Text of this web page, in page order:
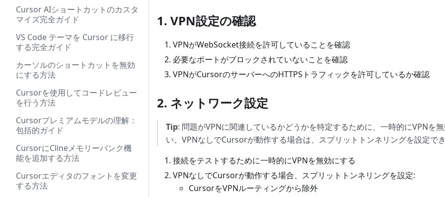
Cursor AIショートカットのカスタ
マイズ完全ガイド
VS Code テーマを Cursor に移行
する完全ガイド
カーソルのショートカットを無効
にする方法
Cursorを使用してコードレビュー
を行う方法
Cursorプレミアムモデルの理解：
包括的ガイド
CursorにClineメモリーバンク機
能を追加する方法
Cursorエディタのフォントを変更
する方法
1. VPN設定の確認
VPNがWebSocket接続を許可していることを確認
必要なポートがブロックされていないことを確認
VPNがCursorのサーバーへのHTTPSトラフィックを許可しているか確認
2. ネットワーク設定
Tip: 問題がVPNに関連しているかどうかを特定するために、一時的にVPNを
い。VPNなしでCursorが動作する場合は、スプリットトンネリングを設定でき
接続をテストするために一時的にVPNを無効にする
VPNなしでCursorが動作する場合、スプリットトンネリングを設定:
CursorをVPNルーティングから除外